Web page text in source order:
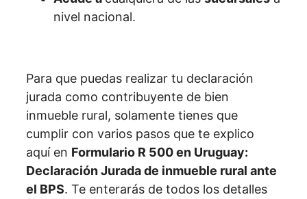
nivel nacional.
Para que puedas realizar tu declaración
jurada como contribuyente de bien
inmueble rural, solamente tienes que
cumplir con varios pasos que te explico
aquí en Formulario R 500 en Uruguay:
Declaración Jurada de inmueble rural ante
el BPS. Te enterarás de todos los detalles